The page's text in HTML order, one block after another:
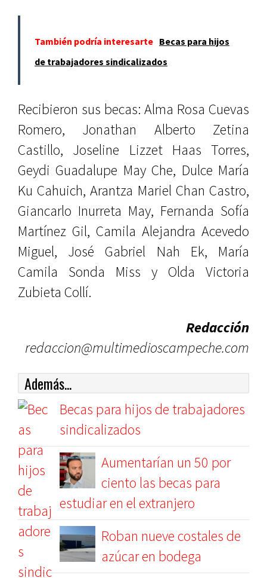
También podría interesarte Becas para hijos
de trabajadores sindicalizados
Recibieron sus becas: Alma Rosa Cuevas
Romero, Jonathan Alberto Zetina
Castillo, Joseline Lizzet Haas Torres,
Geydi Guadalupe May Che, Dulce María
Ku Cahuich, Arantza Mariel Chan Castro,
Giancarlo Inurreta May, Fernanda Sofía
Martínez Gil, Camila Alejandra Acevedo
Miguel, José Gabriel Nah Ek, María
Camila Sonda Miss y Olda Victoria
Zubieta Collí.
Redacción
redaccion@multimedioscampeche.com
Además...
Becas para hijos de trabajadores
sindicalizados
Aumentarían un 50 por
ciento las becas para
estudiar en el extranjero
Roban nueve costales de
azúcar en bodega